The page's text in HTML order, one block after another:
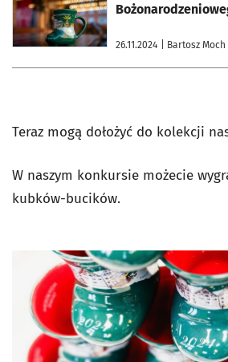
26.11.2024 | Bartosz Moch
Teraz mogą dołożyć do kolekcji
W naszym konkursie możecie
kubków-bucików.